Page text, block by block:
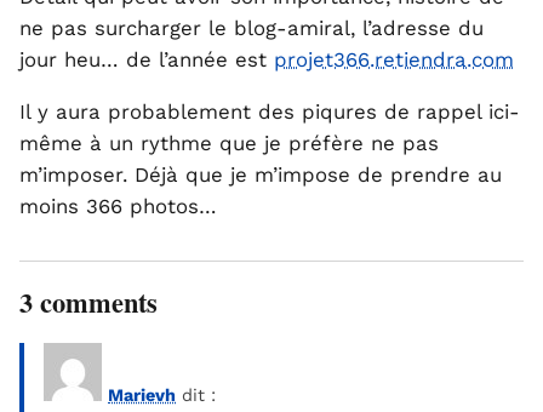
ne pas surcharger le blog-amiral, l’adresse du
jour heu… de l’année est projet366.retiendra.com
Il y aura probablement des piqures de rappel ici-
même à un rythme que je préfère ne pas
m’imposer. Déjà que je m’impose de prendre au
moins 366 photos…
3 comments
Marievh dit :